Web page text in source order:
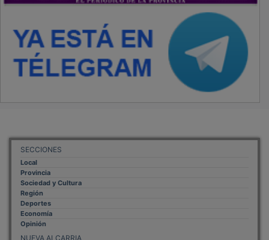
SECCIONES
Local
Provincia
Sociedad y Cultura
Región
Deportes
Economía
Opinión
NUEVA ALCARRIA